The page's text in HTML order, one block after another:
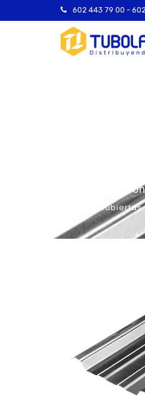
602 443 79 00 -
Distribuimos
Cubiertas